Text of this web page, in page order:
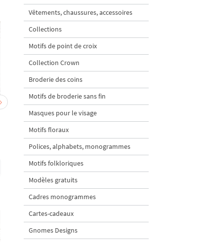
Motif de broderie
machine "Charançon de
la framboise" - 4 tailles
$5| Acheter
Vêtements, chaussures, accessoires
Collections
Motifs de point de croix
Collection Crown
Broderie des coins
Motifs de broderie sans fin
Masques pour le visage
Motifs floraux
Polices, alphabets, monogrammes
Motifs folkloriques
Modèles gratuits
Cadres monogrammes
Cartes-cadeaux
Gnomes Designs